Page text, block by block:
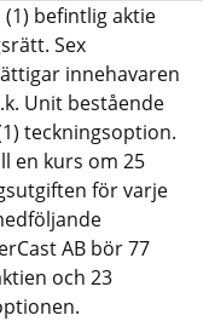
befintlig aktie
Sex
innehavaren
Unit bestående
teckningsoption.
en kurs om 25
för varje
AB bör 77
och 23